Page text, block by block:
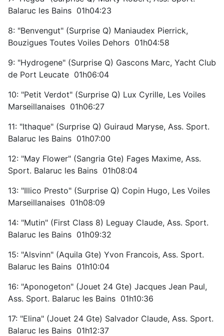
Balaruc les Bains 01h04:23
8: "Benvengut" (Surprise Q) Maniaudex Pierrick,
Bouzigues Toutes Voiles Dehors 01h04:58
9: "Hydrogene" (Surprise Q) Gascons Marc, Yacht Club
de Port Leucate 01h06:04
10: "Petit Verdot" (Surprise Q) Lux Cyrille, Les Voiles
Marseillanaises 01h06:27
11: "Ithaque" (Surprise Q) Guiraud Maryse, Ass. Sport.
Balaruc les Bains 01h07:00
12: "May Flower" (Sangria Gte) Fages Maxime, Ass.
Sport. Balaruc les Bains 01h08:04
13: "Illico Presto" (Surprise Q) Copin Hugo, Les Voiles
Marseillanaises 01h08:09
14: "Mutin" (First Class 8) Leguay Claude, Ass. Sport.
Balaruc les Bains 01h09:32
15: "Alsvinn" (Aquila Gte) Yvon Francois, Ass. Sport.
Balaruc les Bains 01h10:04
16: "Aponogeton" (Jouet 24 Gte) Jacques Jean Paul,
Ass. Sport. Balaruc les Bains 01h10:36
17: "Elina" (Jouet 24 Gte) Salvador Claude, Ass. Sport.
Balaruc les Bains 01h12:37